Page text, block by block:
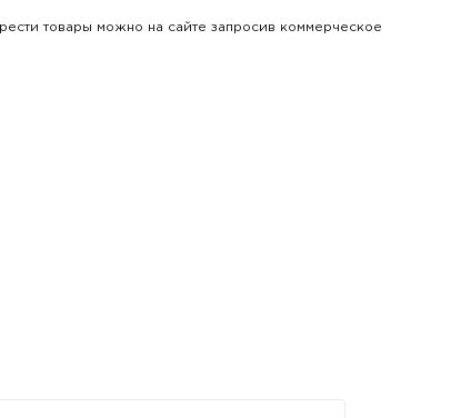
товары можно на сайте запросив коммерческое